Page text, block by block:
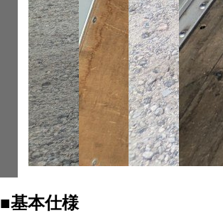
■基本仕様